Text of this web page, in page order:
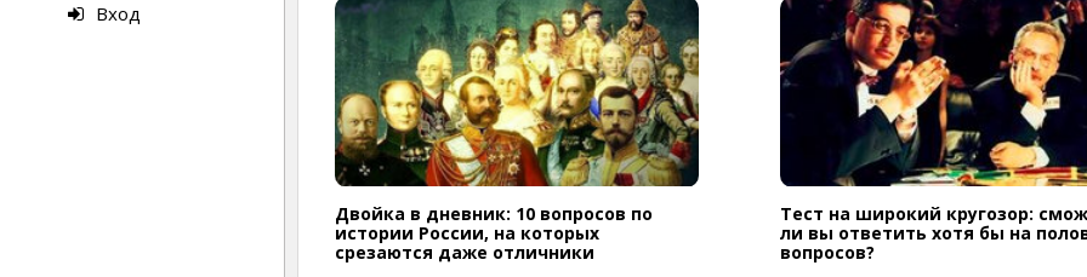
Вход
Двойка в дневник: 10 вопросов по
истории России, на которых
срезаются даже отличники
Тест на широкий кругозор:
ли вы ответить хотя бы на
вопросов?